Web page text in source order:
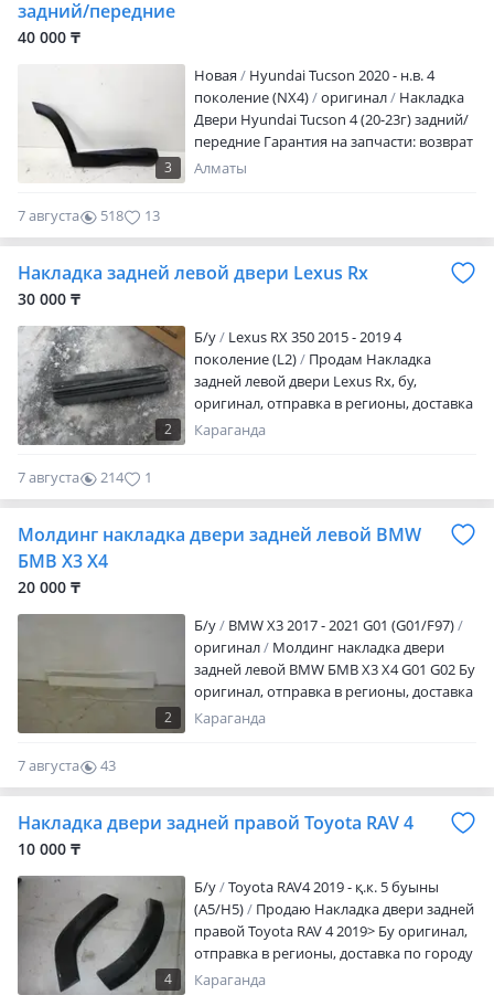
задний/передние
40 000 ₸
3
Новая
Hyundai Tucson 2020 - н.в. 4
поколение (NX4)
оригинал
Накладка
Двери Hyundai Tucson 4 (20-23г) задний/
передние Гарантия на запчасти: возврат
или замена — в течение 2 недель (если
Китайских автомашин. -Качество и
оптовые цены. -Запчасти в наличие и
скидка на последующие покупки.
-Действует покупка в рассрочку.
-Отправляем по КЗ, стоимость
рассчитывается индивидуально. Наш
адрес: Г. Алматы, ул. Сатпаева, 29/3,
10.00 до 19.00 ч., ID: 364614329
Алматы
7 августа 518 13
Накладка задней левой двери Lexus Rx
30 000 ₸
2
Б/y
Lexus RX 350 2015 - 2019 4
поколение (L2)
Продам Накладка
задней левой двери Lexus Rx, бу,
оригинал, отправка в регионы, доставка
по городу 3000 тг
Караганда
7 августа 214 1
Молдинг накладка двери задней левой BMW
БМВ X3 X4
20 000 ₸
2
Б/y
BMW X3 2017 - 2021 G01 (G01/F97)
оригинал
Молдинг накладка двери
задней левой BMW БМВ X3 X4 G01 G02 Бу
оригинал, отправка в регионы, доставка
по городу 3000 тг
Караганда
7 августа
43
0
Накладка двери задней правой Toyota RAV 4
10 000 ₸
4
Б/y
Toyota RAV4 2019 - қ.к. 5 буыны
(A5/H5)
Продаю Накладка двери задней
правой Toyota RAV 4 2019> Бу оригинал,
отправка в регионы, доставка по городу
3000 тг
Караганда